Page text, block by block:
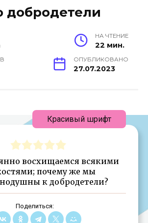
добродетели
НА ЧТЕНИЕ
22 мин.
ОПУБЛИКОВАНО
27.07.2023
восхищаемся всякими
почему же мы
к добродетели?
Поделиться:
Красивый шрифт